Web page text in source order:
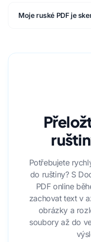
Moje ruské PDF je
Potřebujete
do ruštiny? S
PDF online
zachovat text v
obrázky a
soubory až do